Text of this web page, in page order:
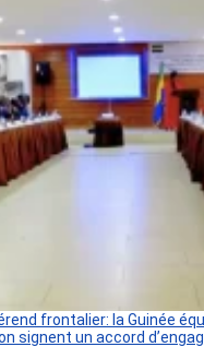
frontalier: la Guinée
signent un accord